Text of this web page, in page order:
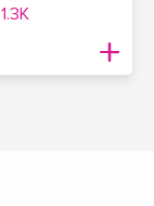
1.3K